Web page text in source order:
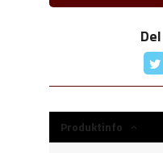
Produktinfo